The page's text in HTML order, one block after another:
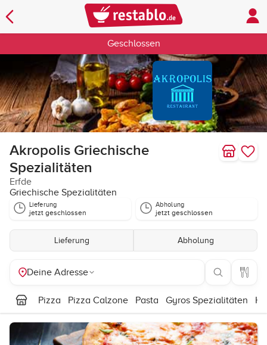
Geschlossen
Akropolis Griechische
Spezialitäten
Erfde
Griechische Spezialitäten
Lieferung
jetzt geschlossen
Abholung
jetzt geschlossen
Lieferung Abholung
Deine Adresse
Pizza Pizza Calzone Pasta Gyros Spezialitäten